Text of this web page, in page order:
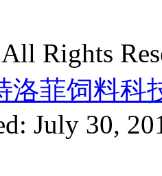
Rights
洛菲饲料科
July 30,